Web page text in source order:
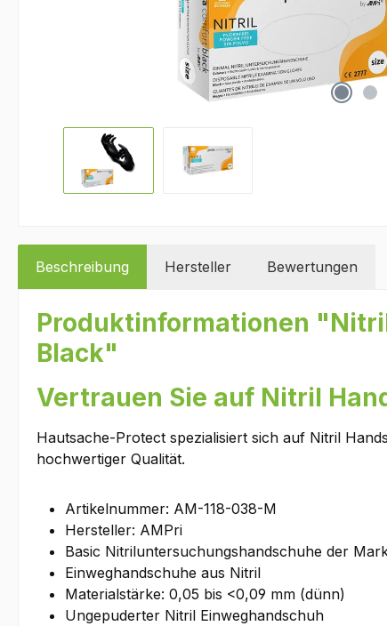
Beschreibung Hersteller Bewertungen
Produktinformationen
Black"
Vertrauen Sie auf Nitril
Hautsache-Protect spezialisiert sich auf Nitril
hochwertiger Qualität.
Artikelnummer: AM-118-038-M
Hersteller: AMPri
Basic Nitriluntersuchungshandschuhe der
Einweghandschuhe aus Nitril
Materialstärke: 0,05 bis <0,09 mm (dünn)
Ungepuderter Nitril Einweghandschuh